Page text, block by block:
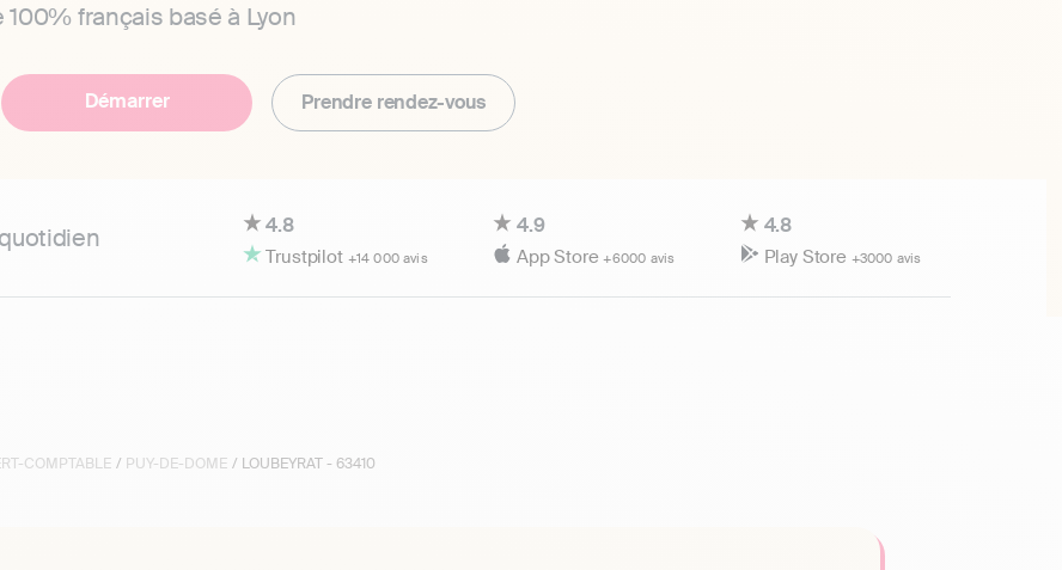
100% français basé à Lyon
Démarrer Prendre rendez-vous
4.8
Trustpilot +14 000 avis
4.9
App Store+6000 avis
4.8
Play Store +3000 avis
COMPTABLE / PUY-DE-DOME / LOUBEYRAT - 63410